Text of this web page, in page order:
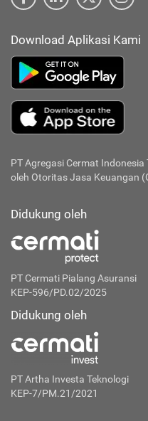
Download Aplikasi Kami
PT Agregasi Cermat Indonesia
oleh Otoritas Jasa Keuangan
Didukung oleh
PT Cermati Pialang Asuransi
KEP-596/PD.02/2025
Didukung oleh
PT Artha Investa Teknologi
KEP-7/PM.21/2021